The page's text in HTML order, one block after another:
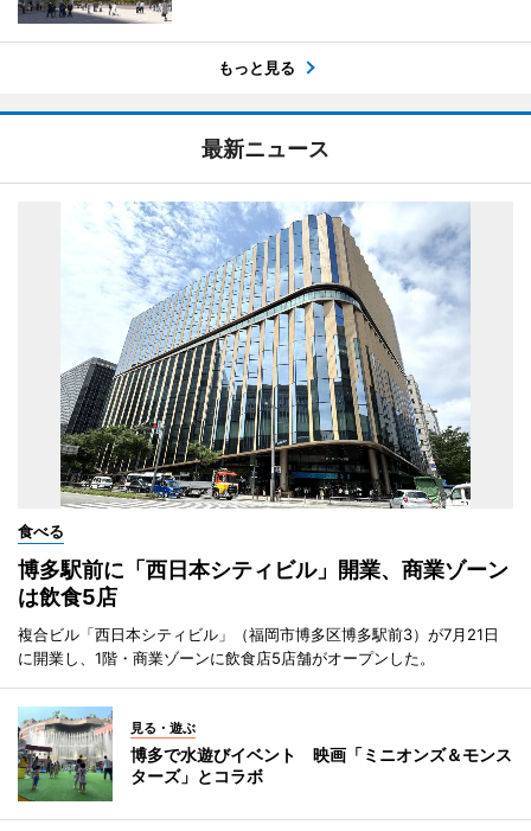
もっと見る
最新ニュース
食べる
博多駅前に「西日本シティビル」開業、商業ゾーン
は飲食5店
複合ビル「西日本シティビル」（福岡市博多区博多駅前3）が7月21日
に開業し、1階・商業ゾーンに飲食店5店舗がオープンした。
見る・遊ぶ
博多で水遊びイベント 映画「ミニオンズ＆モンス
ターズ」とコラボ